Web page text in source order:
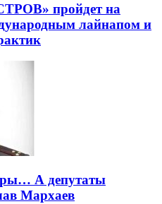
пройдет на
лайнапом и
А депутаты
Мархаев